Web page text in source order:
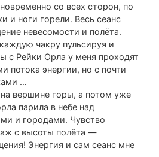
со всех сторон, по
и ноги горели. Весь сеанс
невесомости и полёта.
чакру пульсируя и
с Рейки Орла у меня проходят
потока энергии, но с почти
…
на вершине горы, а потом уже
парила в небе над
и городами. Чувство
с высоты полёта —
Энергия и сам сеанс мне